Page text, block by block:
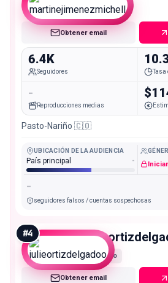
Nano
Obtener email
6.4K
Seguidores Tasa
-
Reproducciones medias
Pasto-Nariño 🇨🇴
UBICACIÓN DE LA AUDIENCIA
País principal -
-
seguidores falsos / cuentas sospechosas
#4
Nano
Obtener email